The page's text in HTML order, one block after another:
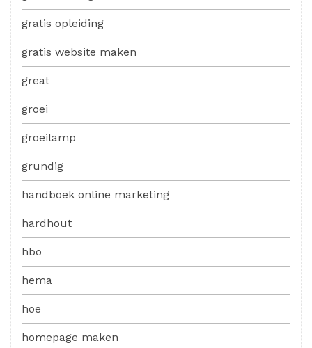
gratis opleiding
gratis website maken
great
groei
groeilamp
grundig
handboek online marketing
hardhout
hbo
hema
hoe
homepage maken